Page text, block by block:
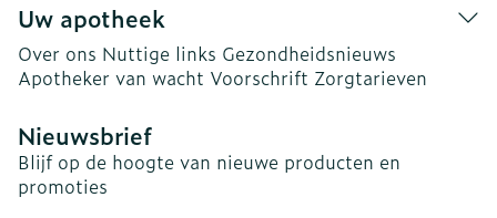
Uw apotheek
Over ons Nuttige links Gezondheidsnieuws
Apotheker van wacht Voorschrift Zorgtarieven
Nieuwsbrief
Blijf op de hoogte van nieuwe producten en
promoties